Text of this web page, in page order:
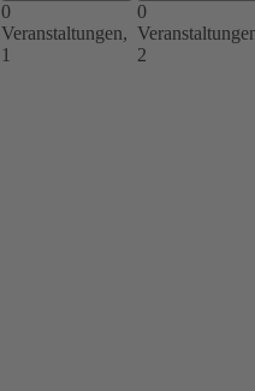
0
Veranstaltungen,
1
0
2